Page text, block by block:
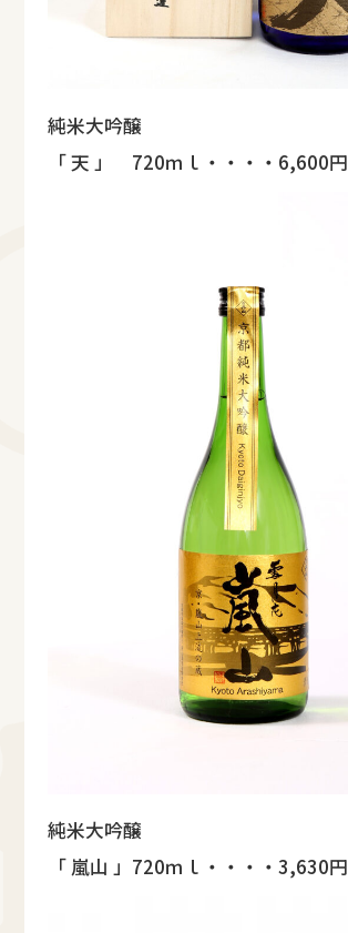
純米大吟醸
「 天 」 720ｍｌ・・・・6,600円
純米大吟醸
「 嵐山 」720ｍｌ・・・・3,630円